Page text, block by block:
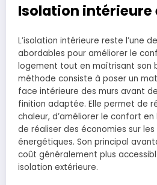
Isolation intérieure
L’isolation intérieure reste l’une
abordables pour améliorer le
logement tout en maîtrisant son
méthode consiste à poser un
face intérieure des murs avant
finition adaptée. Elle permet de
chaleur, d’améliorer le confort
de réaliser des économies sur
énergétiques. Son principal
coût généralement plus
isolation extérieure.